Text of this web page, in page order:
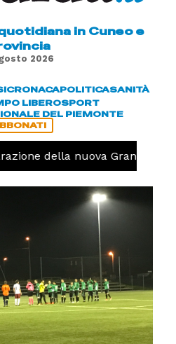
in Cuneo e
2026
CRONACAPOLITICASANITÀ
LIBEROSPORT
DEL PIEMONTE
della nuova Granda Volley